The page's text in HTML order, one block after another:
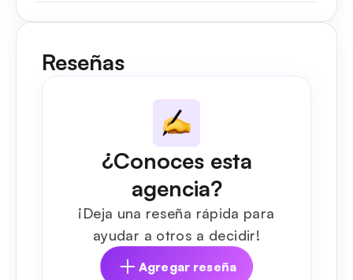
Reseñas
¿Conoces esta
agencia?
¡Deja una reseña rápida para
ayudar a otros a decidir!
Agregar reseña